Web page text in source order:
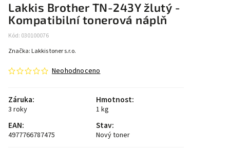
Lakkis Brother TN-243Y žlutý -
Kompatibilní tonerová náplň
Kód: 030100076
Neohodnoceno
Záruka:
3 roky
Hmotnost:
1 kg
EAN:
4977766787475
Stav:
Nový toner
Značka: Lakkis toner s.r.o.